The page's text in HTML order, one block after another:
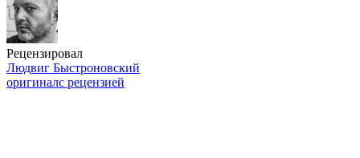
Рецензировал
Людвиг Быстроновский
оригиналс рецензией